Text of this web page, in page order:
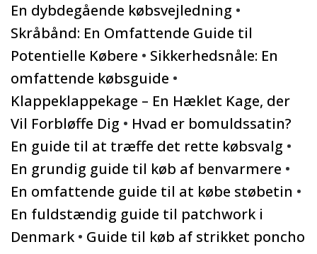
En dybdegående købsvejledning •
Skråbånd: En Omfattende Guide til
Potentielle Købere • Sikkerhedsnåle: En
omfattende købsguide •
Klappeklappekage – En Hæklet Kage, der
Vil Forbløffe Dig • Hvad er bomuldssatin?
En guide til at træffe det rette købsvalg •
En grundig guide til køb af benvarmere •
En omfattende guide til at købe støbetin •
En fuldstændig guide til patchwork i
Denmark • Guide til køb af strikket poncho